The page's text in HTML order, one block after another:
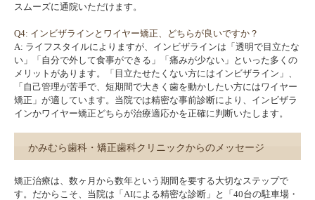
スムーズに通院いただけます。
Q4: インビザラインとワイヤー矯正、どちらが良いですか？
A: ライフスタイルによりますが、インビザラインは「透明で目立たな
い」「自分で外して食事ができる」「痛みが少ない」といった多くの
メリットがあります。「目立たせたくない方にはインビザライン」、
「自己管理が苦手で、短期間で大きく歯を動かしたい方にはワイヤー
矯正」が適しています。当院では精密な事前診断により、インビザラ
インかワイヤー矯正どちらが治療適応かを正確に判断いたします。
かみむら歯科・矯正歯科クリニックからのメッセージ
矯正治療は、数ヶ月から数年という期間を要する大切なステップで
す。だからこそ、当院は「AIによる精密な診断」と「40台の駐車場・